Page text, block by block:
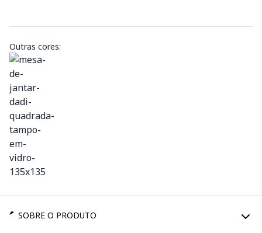
Outras cores:
SOBRE O PRODUTO